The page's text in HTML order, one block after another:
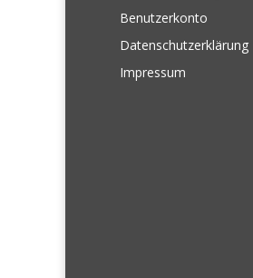
Benutzerkonto
Datenschutzerklärung
Impressum